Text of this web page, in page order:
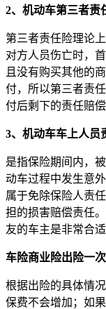
2、机动车第三者责
第三者责任险理论
对方人员伤亡时，
且没有购买其他的
付，所以第三者责
付后剩下的责任赔偿
3、机动车车上人员
是指保险期间内，
动车过程中发生意
属于免除保险人责
担的损害赔偿责任
友的车主是非常合适
车险商业险出险一
根据出险的具体情
保费不会增加；如